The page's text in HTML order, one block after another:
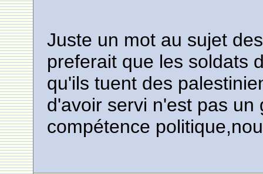
Juste un mot au sujet
preferait que les soldats
qu'ils tuent des
d'avoir servi n'est pas
compétence